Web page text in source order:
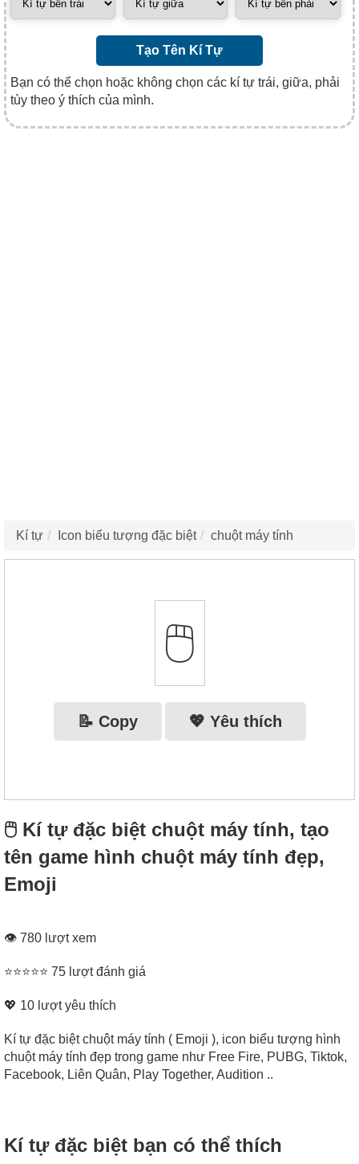
Tạo Tên Kí Tự
Bạn có thể chọn hoặc không chọn các kí tự trái, giữa, phải
tùy theo ý thích của mình.
Kí tự Icon biểu tượng đặc biệt chuột máy tính
🖱️
📝 Copy 💖 Yêu thích
🖱️ Kí tự đặc biệt chuột máy tính, tạo
tên game hình chuột máy tính đẹp,
Emoji
👁 780 lượt xem
⭐⭐⭐⭐⭐ 75 lượt đánh giá
💖 10 lượt yêu thích
Kí tự đặc biệt chuột máy tính ( Emoji ), icon biểu tượng hình
chuột máy tính đẹp trong game như Free Fire, PUBG, Tiktok,
Facebook, Liên Quân, Play Together, Audition ..
Kí tự đặc biệt bạn có thể thích